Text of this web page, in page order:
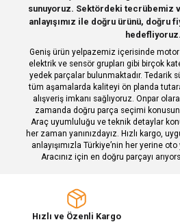
Ürün bilgilerinde hatalar bulunuyor.
Ürün fiyatı diğer sitelerden daha pahalı.
Bu ürüne benzer farklı alternatifler
Gönder
Deneyimini
sunuyoruz. Sektördeki tecrübemiz
anlayışımız ile doğru ürünü, doğru
hedefliyoruz.
Geniş ürün yelpazemiz içerisinde motor
elektrik ve sensör grupları gibi birçok
yedek parçalar bulunmaktadır. Tedarik
tüm aşamalarda kaliteyi ön planda
alışveriş imkanı sağlıyoruz. Onpar
zamanda doğru parça seçimi
Araç uyumluluğu ve teknik detaylar
her zaman yanınızdayız. Hızlı kargo,
anlayışımızla Türkiye’nin her yerine
Aracınız için en doğru parçayı
Hızlı ve Özenli Kargo